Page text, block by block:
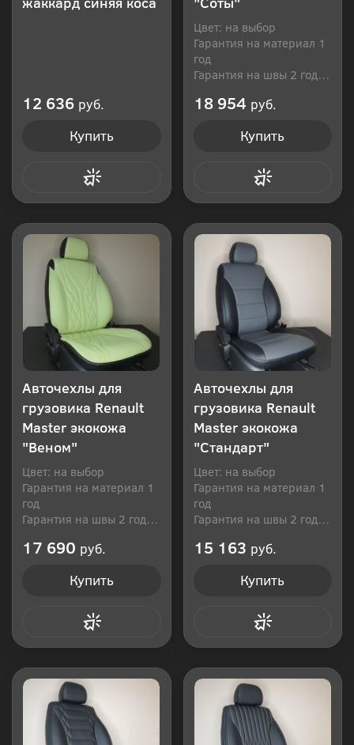
12 636 руб.
Купить
Цвет: на выбор
Гарантия на материал 1
год
Гарантия на швы 2 года
18 954 руб.
Купить
Авточехлы для
грузовика Renault
Master экокожа
"Веном"
Цвет: на выбор
Гарантия на материал 1
год
Гарантия на швы 2 года
17 690 руб.
Купить
Авточехлы для
грузовика Renault
Master экокожа
"Стандарт"
Цвет: на выбор
Гарантия на материал 1
год
Гарантия на швы 2 года
15 163 руб.
Купить